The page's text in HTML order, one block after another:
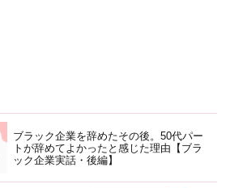
ブラック企業を辞めたその後。50代パー
トが辞めてよかったと感じた理由【ブラ
ック企業実話・後編】